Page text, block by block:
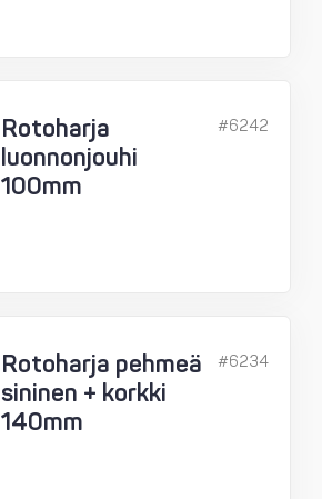
Rotoharja
luonnonjouhi
100mm
#6242
Rotoharja pehmeä
sininen + korkki
140mm
#6234